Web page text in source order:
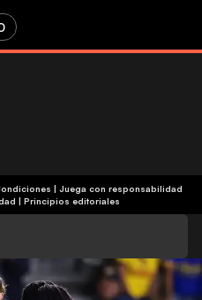
y Condiciones | Juega con responsabilidad
| Principios editoriales